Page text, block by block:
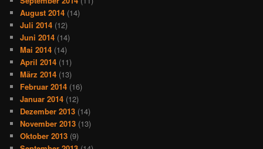
August 2014 (14)
Juli 2014 (12)
Juni 2014 (14)
Mai 2014 (14)
April 2014 (11)
März 2014 (13)
Februar 2014 (16)
Januar 2014 (12)
Dezember 2013 (14)
November 2013 (13)
Oktober 2013 (9)